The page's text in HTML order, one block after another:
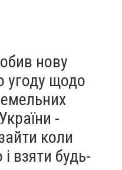
ДБР проводить
Україні
нову
угоду щодо
-
коли
взяти будь-